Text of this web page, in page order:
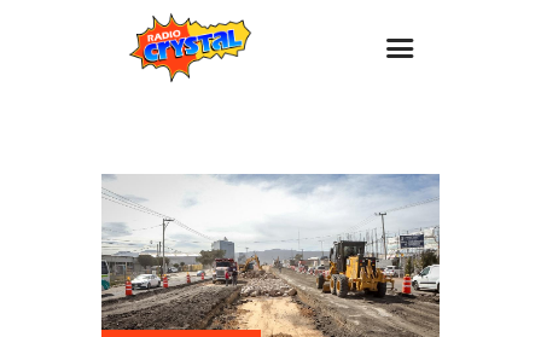
Estaciones
Eventos
Promociones
Noticias